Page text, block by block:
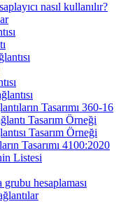
nasıl kullanılır?
Tasarımı 360-16
Tasarım Örneği
Tasarım Örneği
Tasarımı 4100:2020
Listesi
hesaplaması